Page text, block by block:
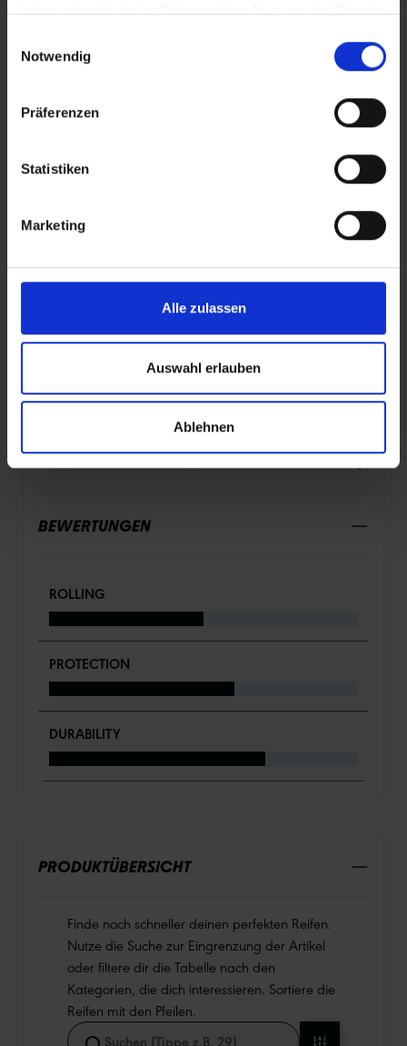
haben oder die sie im Rahmen Ihrer Nutzung der Dienste
Notwendig
Präferenzen
Statistiken
Marketing
Alle zulassen
Auswahl erlauben
Ablehnen
ENDURO.
Alles was den Spaß am Biken steigert hat
höchsten Pannenschutz auf anspruchsvollen Trails
kontrolliertes, gutmütiges Fahrverhalten im
Die Kombination aus großen und kleinen
Schulterstollen beschert dem Fahrer optimalen Grip
auf einer Vielzahl von Untergründen.
Semi offen angeordnete Blöcke sorgen für optimale
Selbstreinigung bei geringem Rollwiderstand.
Mehr Informationen:
DETAILS / PRODUKTDATEN
BEWERTUNGEN
ROLLING
PROTECTION
DURABILITY
PRODUKTÜBERSICHT
Finde noch schneller deinen perfekten Reifen.
Nutze die Suche zur Eingrenzung der Artikel
oder filtere dir die Tabelle nach den
Kategorien, die dich interessieren. Sortiere die
Reifen mit den Pfeilen.